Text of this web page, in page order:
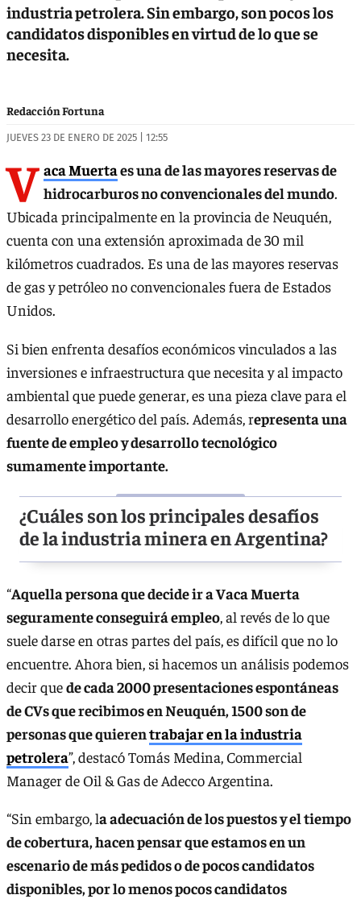
industria petrolera. Sin embargo, son pocos los
candidatos disponibles en virtud de lo que se
necesita.
Redacción Fortuna
JUEVES 23 DE ENERO DE 2025 | 12:55
V aca Muertaes una de las mayores reservas de
hidrocarburos no convencionales del mundo.
Ubicada principalmente en la provincia de Neuquén,
cuenta con una extensión aproximada de 30 mil
kilómetros cuadrados. Es una de las mayores reservas
de gas y petróleo no convencionales fuera de Estados
Unidos.
Si bien enfrenta desafíos económicos vinculados a las
inversiones e infraestructura que necesita y al impacto
ambiental que puede generar, es una pieza clave para el
desarrollo energético del país. Además, representa una
fuente de empleo y desarrollo tecnológico
sumamente importante.
¿Cuáles son los principales desafíos
de la industria minera en Argentina?
“Aquella persona que decide ir a Vaca Muerta
seguramente conseguirá empleo, al revés de lo que
suele darse en otras partes del país, es difícil que no lo
encuentre. Ahora bien, si hacemos un análisis podemos
decir quede cada 2000 presentaciones espontáneas
de CVs que recibimos en Neuquén, 1500 son de
personas que quierentrabajar en la industria
petrolera”, destacó Tomás Medina, Commercial
Manager de Oil & Gas de Adecco Argentina.
“Sin embargo, la adecuación de los puestos y el tiempo
de cobertura, hacen pensar que estamos en un
escenario de más pedidos o de pocos candidatos
disponibles, por lo menos pocos candidatos